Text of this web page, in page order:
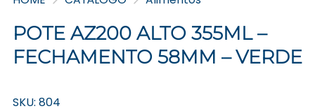
POTE AZ200 ALTO 355ML –
FECHAMENTO 58MM – VERDE
SKU: 804